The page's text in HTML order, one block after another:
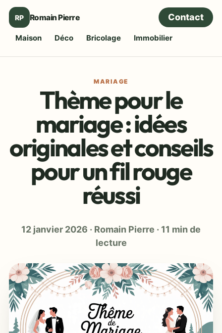
RP Romain Pierre
Maison Déco Bricolage Immobilier
Contact
MARIAGE
Thème pour le
mariage : idées
originales et conseils
pour un fil rouge
réussi
12 janvier 2026 · Romain Pierre · 11 min de
lecture